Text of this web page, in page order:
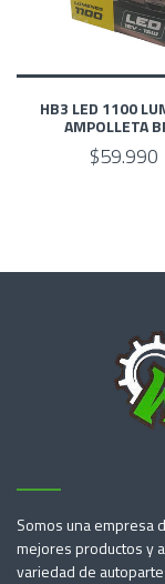
HB3 LED 1100
AMPOLLETA
$59.990
Somos una empresa
mejores productos y
variedad de